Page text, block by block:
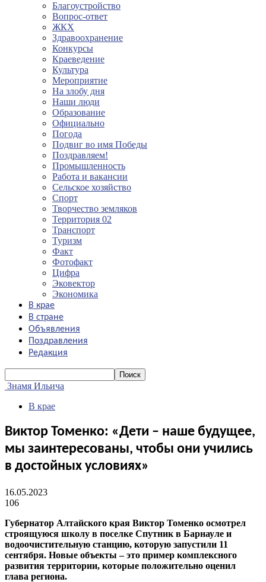
Благоустройство
Вопрос-ответ
ЖКХ
Здравоохранение
Конкурсы
Краеведение
Культура
Мероприятие
На злобу дня
Наши люди
Образование
Официально
Погода
Подвиг во имя Победы
Поздравляем!
Промышленность
Работа и вакансии
Сельское хозяйство
Спорт
Творчество земляков
Территория 02
Транспорт
Туризм
Факт
Фотофакт
Цифра
Эковектор
Экономика
В крае
В стране
Объявления
Поздравления
Редакция
Знамя Ильича
В крае
Виктор Томенко: «Дети – наше будущее,
мы заинтересованы, чтобы они учились
в достойных условиях»
16.05.2023
106
Губернатор Алтайского края Виктор Томенко осмотрел
строящуюся школу в поселке Спутник в Барнауле и
водоочистительную станцию, которую запустили 11
сентября. Новые объекты – это пример комплексного
развития территории, которые положительно оценил
глава региона.